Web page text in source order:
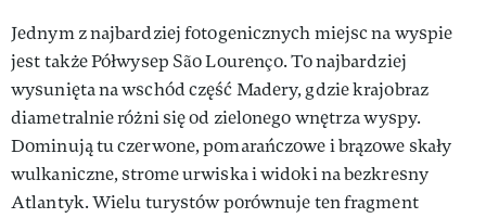
Jednym z najbardziej fotogenicznych miejsc na wyspie
jest także Półwysep São Lourenço. To najbardziej
wysunięta na wschód część Madery, gdzie krajobraz
diametralnie różni się od zielonego wnętrza wyspy.
Dominują tu czerwone, pomarańczowe i brązowe skały
wulkaniczne, strome urwiska i widoki na bezkresny
Atlantyk. Wielu turystów porównuje ten fragment